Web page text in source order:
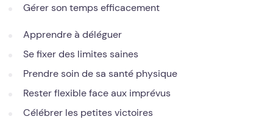
Gérer son temps efficacement
Apprendre à déléguer
Se fixer des limites saines
Prendre soin de sa santé physique
Rester flexible face aux imprévus
Célébrer les petites victoires